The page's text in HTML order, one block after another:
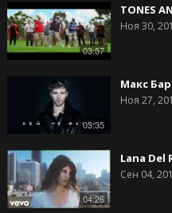
03:57
TONES
Ноя 30,
03:35
Макс
Ноя 27,
04:26
Lana Del
Сен 04,